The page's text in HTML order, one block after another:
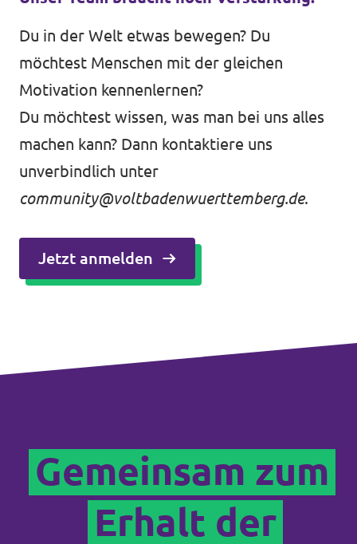
Du in der Welt etwas bewegen? Du
möchtest Menschen mit der gleichen
Motivation kennenlernen?
Du möchtest wissen, was man bei uns alles
machen kann? Dann kontaktiere uns
unverbindlich unter
community@voltbadenwuerttemberg.de.
Jetzt anmelden
Gemeinsam zum
Erhalt der